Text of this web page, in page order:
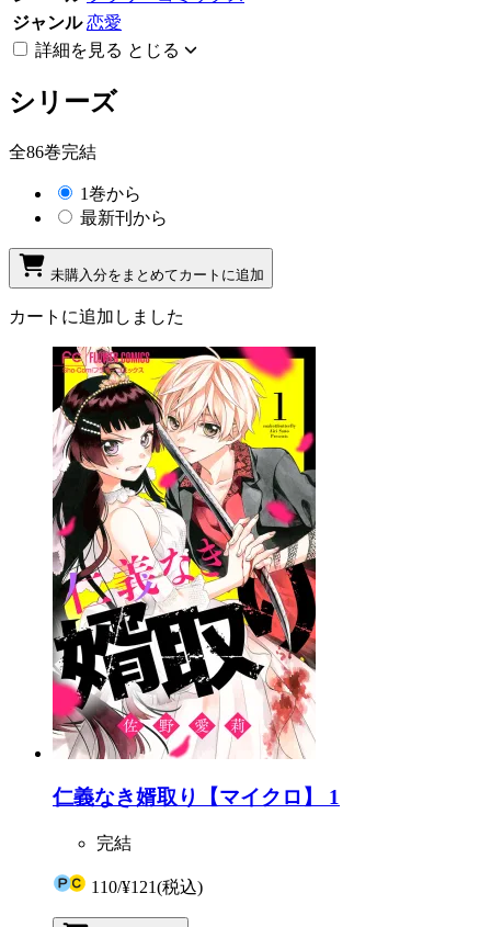
ジャンル 恋愛
詳細を見る とじる
シリーズ
全86巻完結
1巻から
最新刊から
未購入分をまとめてカートに追加
カートに追加しました
仁義なき婿取り【マイクロ】 1
完結
110/¥121(税込)